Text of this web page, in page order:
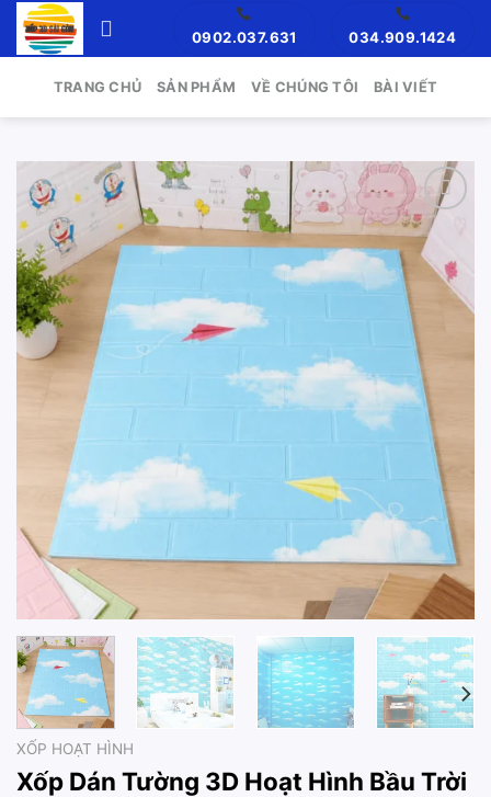
Skip
0902.037.631 034.909.1424
TRANG CHỦ SẢN PHẨM VỀ CHÚNG TÔI BÀI VIẾT
Add to
wishlist
XỐP HOẠT HÌNH
Xốp Dán Tường 3D Hoạt Hình Bầu Trời